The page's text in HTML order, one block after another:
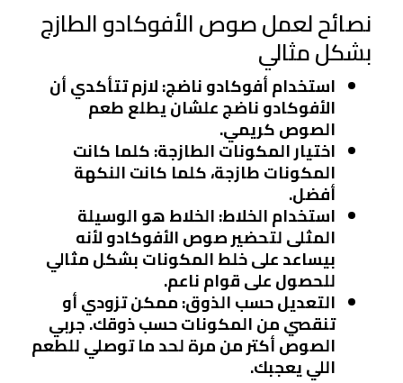
نصائح لعمل صوص الأفوكادو الطازج
بشكل مثالي
استخدام أفوكادو ناضج: لازم تتأكدي أن
الأفوكادو ناضج علشان يطلع طعم
الصوص كريمي.
اختيار المكونات الطازجة: كلما كانت
المكونات طازجة، كلما كانت النكهة
أفضل.
استخدام الخلاط: الخلاط هو الوسيلة
المثلى لتحضير صوص الأفوكادو لأنه
بيساعد على خلط المكونات بشكل مثالي
للحصول على قوام ناعم.
التعديل حسب الذوق: ممكن تزودي أو
تنقصي من المكونات حسب ذوقك. جربي
الصوص أكتر من مرة لحد ما توصلي للطعم
اللي يعجبك.